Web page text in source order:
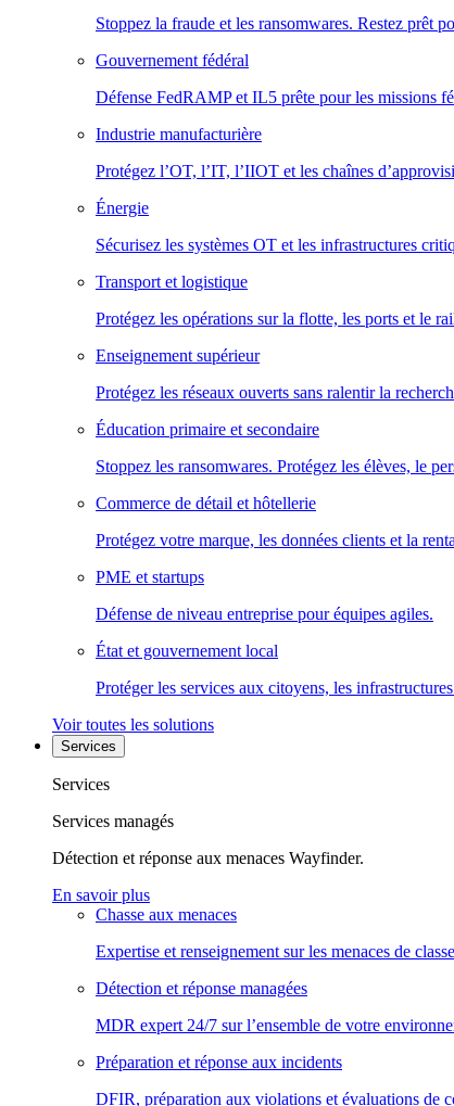
Stoppez la fraude et les ransomwares. Restez prêt
Gouvernement fédéral
Défense FedRAMP et IL5 prête pour les missions
Industrie manufacturière
Protégez l’OT, l’IT, l’IIOT et les chaînes
Énergie
Sécurisez les systèmes OT et les infrastructures
Transport et logistique
Protégez les opérations sur la flotte, les ports et le
Enseignement supérieur
Protégez les réseaux ouverts sans ralentir la
Éducation primaire et secondaire
Stoppez les ransomwares. Protégez les élèves, le
Commerce de détail et hôtellerie
Protégez votre marque, les données clients et la
PME et startups
Défense de niveau entreprise pour équipes agiles.
État et gouvernement local
Protéger les services aux citoyens, les
Voir toutes les solutions
Services
Services
Services managés
Détection et réponse aux menaces Wayfinder.
En savoir plus
Chasse aux menaces
Expertise et renseignement sur les menaces de
Détection et réponse managées
MDR expert 24/7 sur l’ensemble de votre
Préparation et réponse aux incidents
DFIR, préparation aux violations et évaluations de